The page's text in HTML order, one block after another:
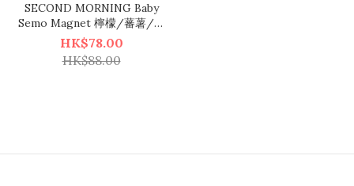
SECOND MORNING Baby
Semo Magnet 檸檬/蕃薯/蘋
果/蘿蔔 造型磁石
HK$78.00
HK$88.00